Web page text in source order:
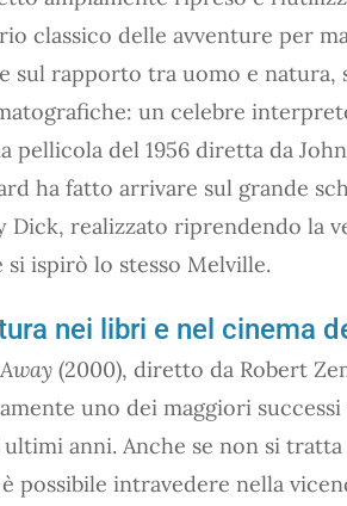
classico delle avventure per
sul rapporto tra uomo e
un celebre
pellicola del 1956 diretta da
ha fatto arrivare sul grande
Dick, realizzato riprendendo la
si ispirò lo stesso Melville.
nei libri e nel cinema
(2000), diretto da Robert
uno dei maggiori
anni. Anche se non si
possibile intravedere nella